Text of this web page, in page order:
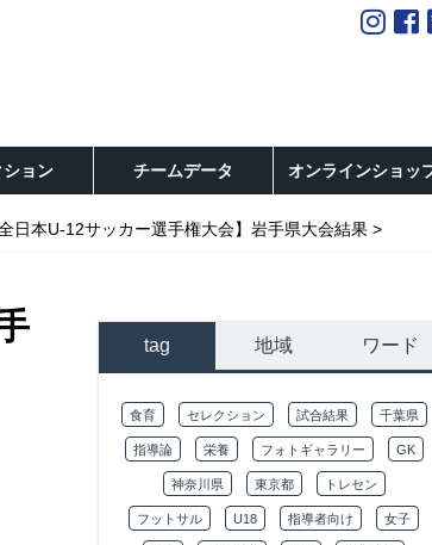
ョン チームデータ オンラインショッ
全日本U-12サッカー選手権大会】岩手県大会結果
tag 地域 ワード
食育 セレクション 試合結果 千葉県
指導論 栄養 フォトギャラリー GK
神奈川県 東京都 トレセン
フットサル U18 指導者向け 女子